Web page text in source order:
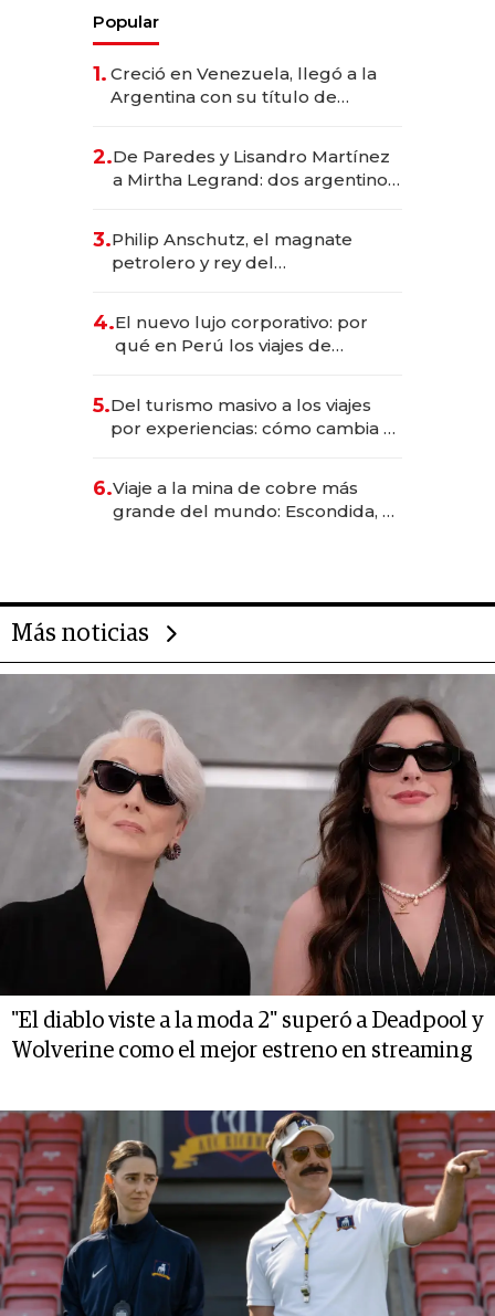
Popular
1. Creció en Venezuela, llegó a la
Argentina con su título de
las marcas "fast premium"
2.De Paredes y Lisandro Martínez
a Mirtha Legrand: dos argentinos
3.Philip Anschutz, el magnate
petrolero y rey del
Fénix
4.El nuevo lujo corporativo: por
qué en Perú los viajes de
transformadoras
5.Del turismo masivo a los viajes
por experiencias: cómo cambia el
6.Viaje a la mina de cobre más
grande del mundo: Escondida, el
Más noticias
"El diablo viste a la moda 2" superó a Deadpool y
Wolverine como el mejor estreno en streaming